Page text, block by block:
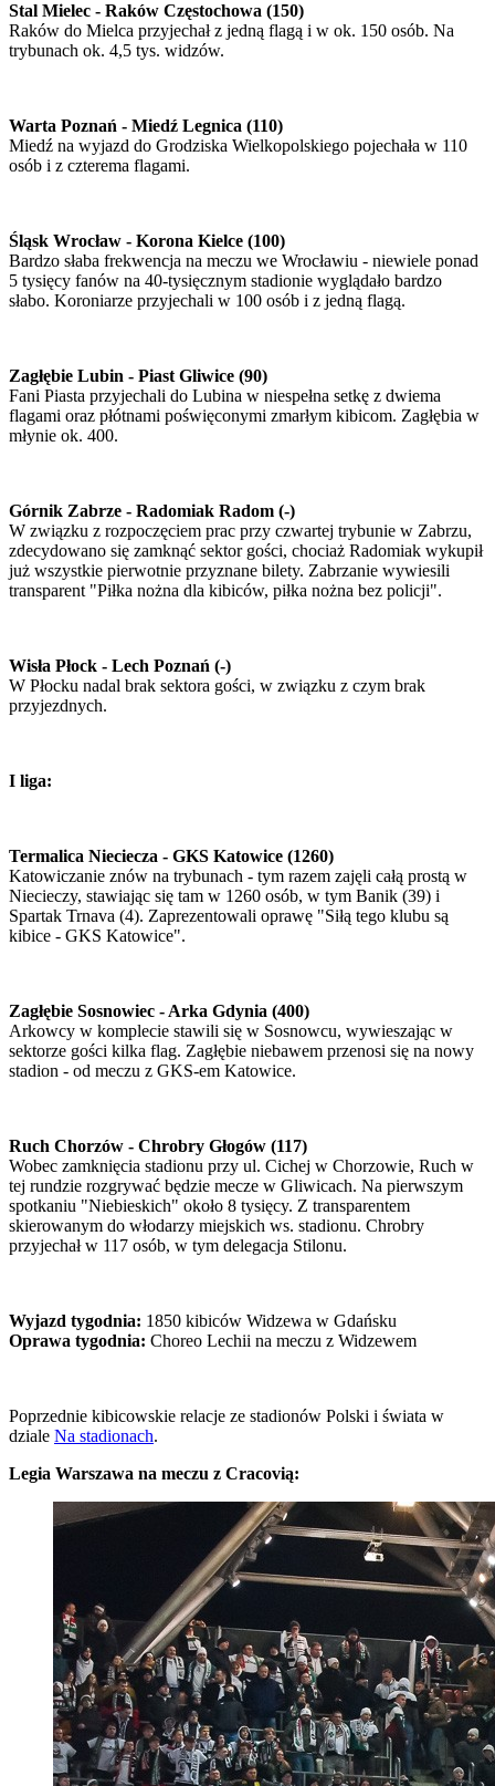
Stal Mielec - Raków Częstochowa (150)
Raków do Mielca przyjechał z jedną flagą i w ok. 150 osób. Na
trybunach ok. 4,5 tys. widzów.
Warta Poznań - Miedź Legnica (110)
Miedź na wyjazd do Grodziska Wielkopolskiego pojechała w 110
osób i z czterema flagami.
Śląsk Wrocław - Korona Kielce (100)
Bardzo słaba frekwencja na meczu we Wrocławiu - niewiele ponad
5 tysięcy fanów na 40-tysięcznym stadionie wyglądało bardzo
słabo. Koroniarze przyjechali w 100 osób i z jedną flagą.
Zagłębie Lubin - Piast Gliwice (90)
Fani Piasta przyjechali do Lubina w niespełna setkę z dwiema
flagami oraz płótnami poświęconymi zmarłym kibicom. Zagłębia w
młynie ok. 400.
Górnik Zabrze - Radomiak Radom (-)
W związku z rozpoczęciem prac przy czwartej trybunie w Zabrzu,
zdecydowano się zamknąć sektor gości, chociaż Radomiak wykupił
już wszystkie pierwotnie przyznane bilety. Zabrzanie wywiesili
transparent "Piłka nożna dla kibiców, piłka nożna bez policji".
Wisła Płock - Lech Poznań (-)
W Płocku nadal brak sektora gości, w związku z czym brak
przyjezdnych.
I liga:
Termalica Nieciecza - GKS Katowice (1260)
Katowiczanie znów na trybunach - tym razem zajęli całą prostą w
Niecieczy, stawiając się tam w 1260 osób, w tym Banik (39) i
Spartak Trnava (4). Zaprezentowali oprawę "Siłą tego klubu są
kibice - GKS Katowice".
Zagłębie Sosnowiec - Arka Gdynia (400)
Arkowcy w komplecie stawili się w Sosnowcu, wywieszając w
sektorze gości kilka flag. Zagłębie niebawem przenosi się na nowy
stadion - od meczu z GKS-em Katowice.
Ruch Chorzów - Chrobry Głogów (117)
Wobec zamknięcia stadionu przy ul. Cichej w Chorzowie, Ruch w
tej rundzie rozgrywać będzie mecze w Gliwicach. Na pierwszym
spotkaniu "Niebieskich" około 8 tysięcy. Z transparentem
skierowanym do włodarzy miejskich ws. stadionu. Chrobry
przyjechał w 117 osób, w tym delegacja Stilonu.
Wyjazd tygodnia: 1850 kibiców Widzewa w Gdańsku
Oprawa tygodnia: Choreo Lechii na meczu z Widzewem
Poprzednie kibicowskie relacje ze stadionów Polski i świata w
dziale Na stadionach.
Legia Warszawa na meczu z Cracovią: